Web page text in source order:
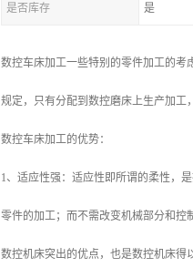
是否库存 是
数控车床加工一些特别的零件加工的考
规定，只有分配到数控磨床上生产加工
数控车床加工的优势：
1、适应性强：适应性即所谓的柔性，
零件的加工；而不需改变机械部分和控
数控机床突出的优点，也是数控机床得